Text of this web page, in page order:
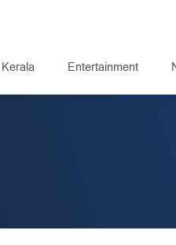
Kerala Entertainment